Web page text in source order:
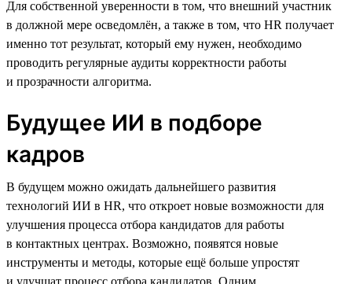
Для собственной уверенности в том, что внешний участник
в должной мере осведомлён, а также в том, что HR получает
именно тот результат, который ему нужен, необходимо
проводить регулярные аудиты корректности работы
и прозрачности алгоритма.
Будущее ИИ в подборе
кадров
В будущем можно ожидать дальнейшего развития
технологий ИИ в HR, что откроет новые возможности для
улучшения процесса отбора кандидатов для работы
в контактных центрах. Возможно, появятся новые
инструменты и методы, которые ещё больше упростят
и улучшат процесс отбора кандидатов. Одним